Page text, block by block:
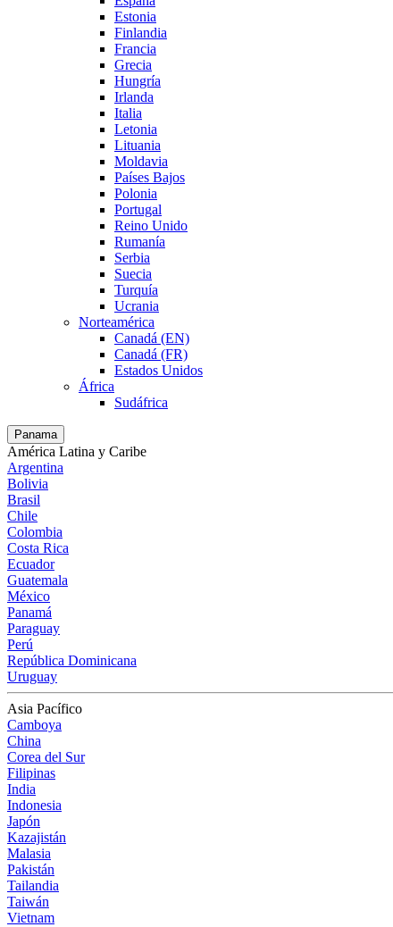
Estonia
Finlandia
Francia
Grecia
Hungría
Irlanda
Italia
Letonia
Lituania
Moldavia
Países Bajos
Polonia
Portugal
Reino Unido
Rumanía
Serbia
Suecia
Turquía
Ucrania
Norteamérica
Canadá (EN)
Canadá (FR)
Estados Unidos
África
Sudáfrica
Panama
América Latina y Caribe
Argentina
Bolivia
Brasil
Chile
Colombia
Costa Rica
Ecuador
Guatemala
México
Panamá
Paraguay
Perú
República Dominicana
Uruguay
Asia Pacífico
Camboya
China
Corea del Sur
Filipinas
India
Indonesia
Japón
Kazajistán
Malasia
Pakistán
Tailandia
Taiwán
Vietnam